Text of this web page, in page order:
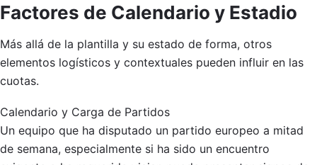
Factores de Calendario y Estadio
Más allá de la plantilla y su estado de forma, otros
elementos logísticos y contextuales pueden influir en las
cuotas.
Calendario y Carga de Partidos
Un equipo que ha disputado un partido europeo a mitad
de semana, especialmente si ha sido un encuentro